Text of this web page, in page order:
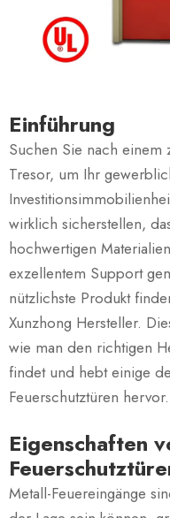
Einführung
Suchen Sie nach einem
Tresor, um Ihr
wirklich sicherstellen,
hochwertigen
exzellentem Support
nützlichste Produkt
Xunzhong Hersteller.
wie man den richtigen
findet und hebt einige
Feuerschutztüren hervor.
Eigenschaften
Metall-Feuereingänge